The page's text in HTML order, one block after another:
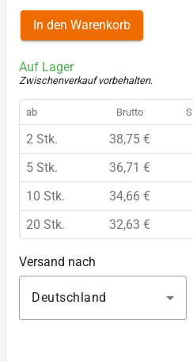
In den Warenkorb
Auf Lager
Zwischenverkauf vorbehalten.
ab Brutto
2 Stk. 38,75 €
5 Stk.
36,71 €
10 Stk.
34,66 €
20 Stk.
32,63 €
Versand nach
Deutschland